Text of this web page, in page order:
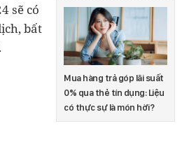
Mua hàng trả góp lãi suất
0% qua thẻ tín dụng: Liệu
có thực sự là món hời?
sẽ có
bất